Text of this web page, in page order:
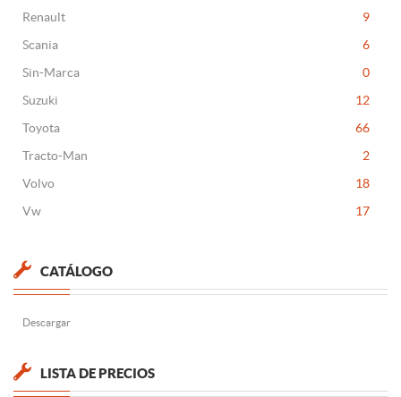
Renault
9
Scania
6
Sin-Marca
0
Suzuki
12
Toyota
66
Tracto-Man
2
Volvo
18
Vw
17
CATÁLOGO
Descargar
LISTA DE PRECIOS